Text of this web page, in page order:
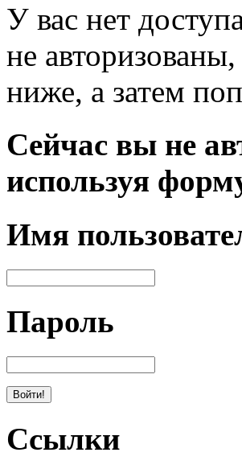
У вас нет
не
ниже, а затем
Сейчас вы не
используя
Имя
Пароль
Ссылки